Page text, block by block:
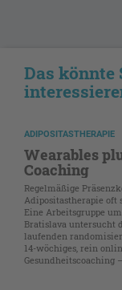
Das könnte
ADIPOSITASTHERAPIE
Wearables
Coaching
Regelmäßige
Adipositastherapie oft
Eine Arbeitsgruppe
Bratislava untersucht
laufenden
14-wöchiges, rein
Gesundheitscoaching